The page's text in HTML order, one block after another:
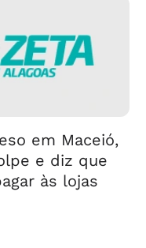
em Maceió,
e diz que
às lojas